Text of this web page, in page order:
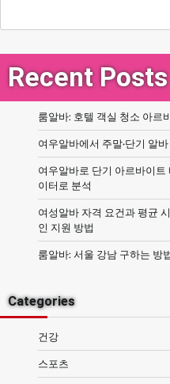
Recent Posts
룸알바: 호텔 객실 청소 아르
여우알바에서 주말·단기 알
여우알바로 단기 아르바이트
이터로 분석
여성알바 자격 요건과 평균
인 지원 방법
룸알바: 서울 강남 구하는 방
Categories
건강
스포츠